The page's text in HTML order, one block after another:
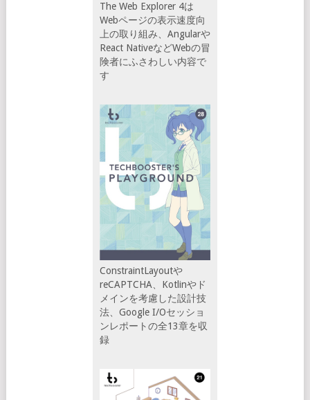
The Web Explorer 4は
Webページの表示速度向
上の取り組み、Angularや
React NativeなどWebの冒
険者にふさわしい内容で
す
ConstraintLayoutや
reCAPTCHA、Kotlinやド
メインを考慮した設計技
法、Google I/Oセッショ
ンレポートの全13章を収
録